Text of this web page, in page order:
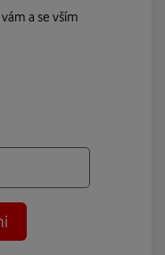
a se vším